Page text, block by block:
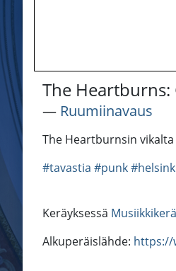
The Heartburns:
― Ruumiinavaus
The Heartburnsin
#tavastia #punk
Keräyksessä
Alkuperäislähde: https://